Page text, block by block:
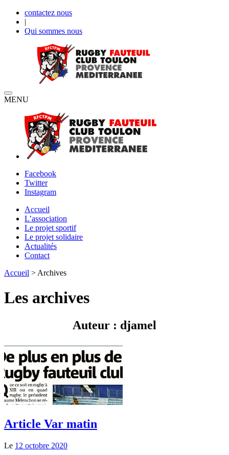
contactez nous
|
Qui sommes nous
MENU
Facebook
Twitter
Instagram
Accueil
L’association
Le projet sportif
Le projet solidaire
Actualités
Contact
Accueil > Archives
Les archives
Auteur : djamel
Article Var matin
Le 12 octobre 2020